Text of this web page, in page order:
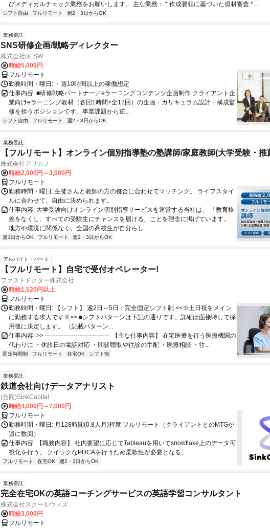
びメディカルチェック業務をお願いします。 主な業務： * 作成要領に基づいた資材審査 * ...
シフト自由 フルリモート 週2・3日からOK
業務委託
SNS研修企画/戦略ディレクター
株式会社BESW
時給5,000円
フルリモート
勤務時間・曜日: ・週10時間以上の稼働想定
仕事内容: ■研修戦略パートナー／eラーニングコンテンツ企画制作 クライアント企
業向けeラーニング教材（各回1時間×全12回）の企画・カリキュラム設計・構成監
修を担うポジションです。事業課題から逆...
シフト自由 フルリモート 週2・3日からOK
業務委託
【フルリモート】オンライン個別指導塾の塾講師/家庭教師(大学受験・推
株式会社アリカノ
時給2,000円～3,000円
フルリモート
勤務時間・曜日: 生徒さんと教師の方の都合に合わせてマッチング。 ライフスタイ
ルに合わせて、自由に決められます。
仕事内容: 大学受験向けオンライン個別指導サービスを運営する当社は、 「教育格
差をなくし、すべての受験生にチャンスを届ける」ことを理念に掲げています。
地方や環境に関係なく、全国の高校生が自分らし...
週1日からOK フルリモート 週2・3日からOK
アルバイト・パート
【フルリモート】自宅で受付オペレーター!
ファストドクター株式会社
時給1,520円以上
フルリモート
勤務時間・曜日: 【シフト】 週2日～5日：完全固定シフト制 <<※土日祝をメイン
に勤務する求人です※>> ■シフトパターンは下記の通りです。詳細は面接時して採
用後に決定します。 （記載パターン...
仕事内容: >> -------------------------------- 【主な仕事内容】 在宅医療を行う医療機関の
代わりに ・休診日の電話対応 ・問診聴取や往診の手配 ・医療相談 ・往...
固定時間制 フルリモート 在宅OK シフト制
業務委託
鉄道会社向けデータアナリスト
(合同)SinkCapital
時給4,000円～7,000円
フルリモート
勤務時間・曜日: 月128時間(0.8人月)程度​ フルリモート（クライアントとのMTGが
週に数回）
仕事内容: 【職務内容】 社内要望に応じてTableauを用いてsnowflake上のデータ可
視化を行う。 クイックなPDCAを行うため柔軟性が必要となる。
フルリモート 在宅OK 週2・3日からOK
業務委託
完全在宅OKの英語コーチングサービスの英語学習コンサルタント
株式会社スクールウィズ
時給3,000円
フルリモート